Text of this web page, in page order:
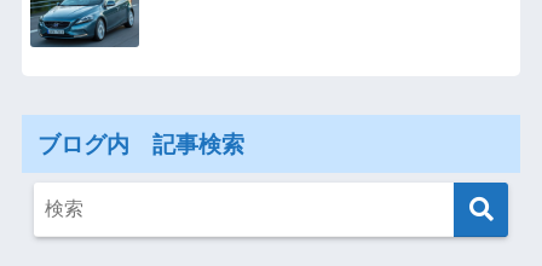
ブログ内 記事検索